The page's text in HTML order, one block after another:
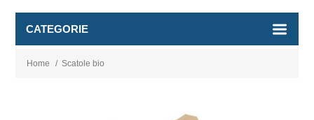
CATEGORIE
Home / Scatole bio